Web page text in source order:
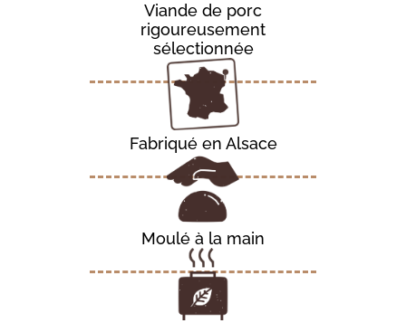
Viande de porc
rigoureusement
sélectionnée
Fabriqué en Alsace
Moulé à la main